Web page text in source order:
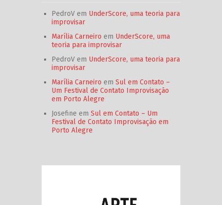
PedroV em UnderScore, uma teoria para
improvisar
Marília Carneiro em UnderScore, uma
teoria para improvisar
PedroV em UnderScore, uma teoria para
improvisar
Marília Carneiro em Sul em Contato –
Um Festival de Contato Improvisação
em Porto Alegre
Josefine em Sul em Contato – Um
Festival de Contato Improvisação em
Porto Alegre